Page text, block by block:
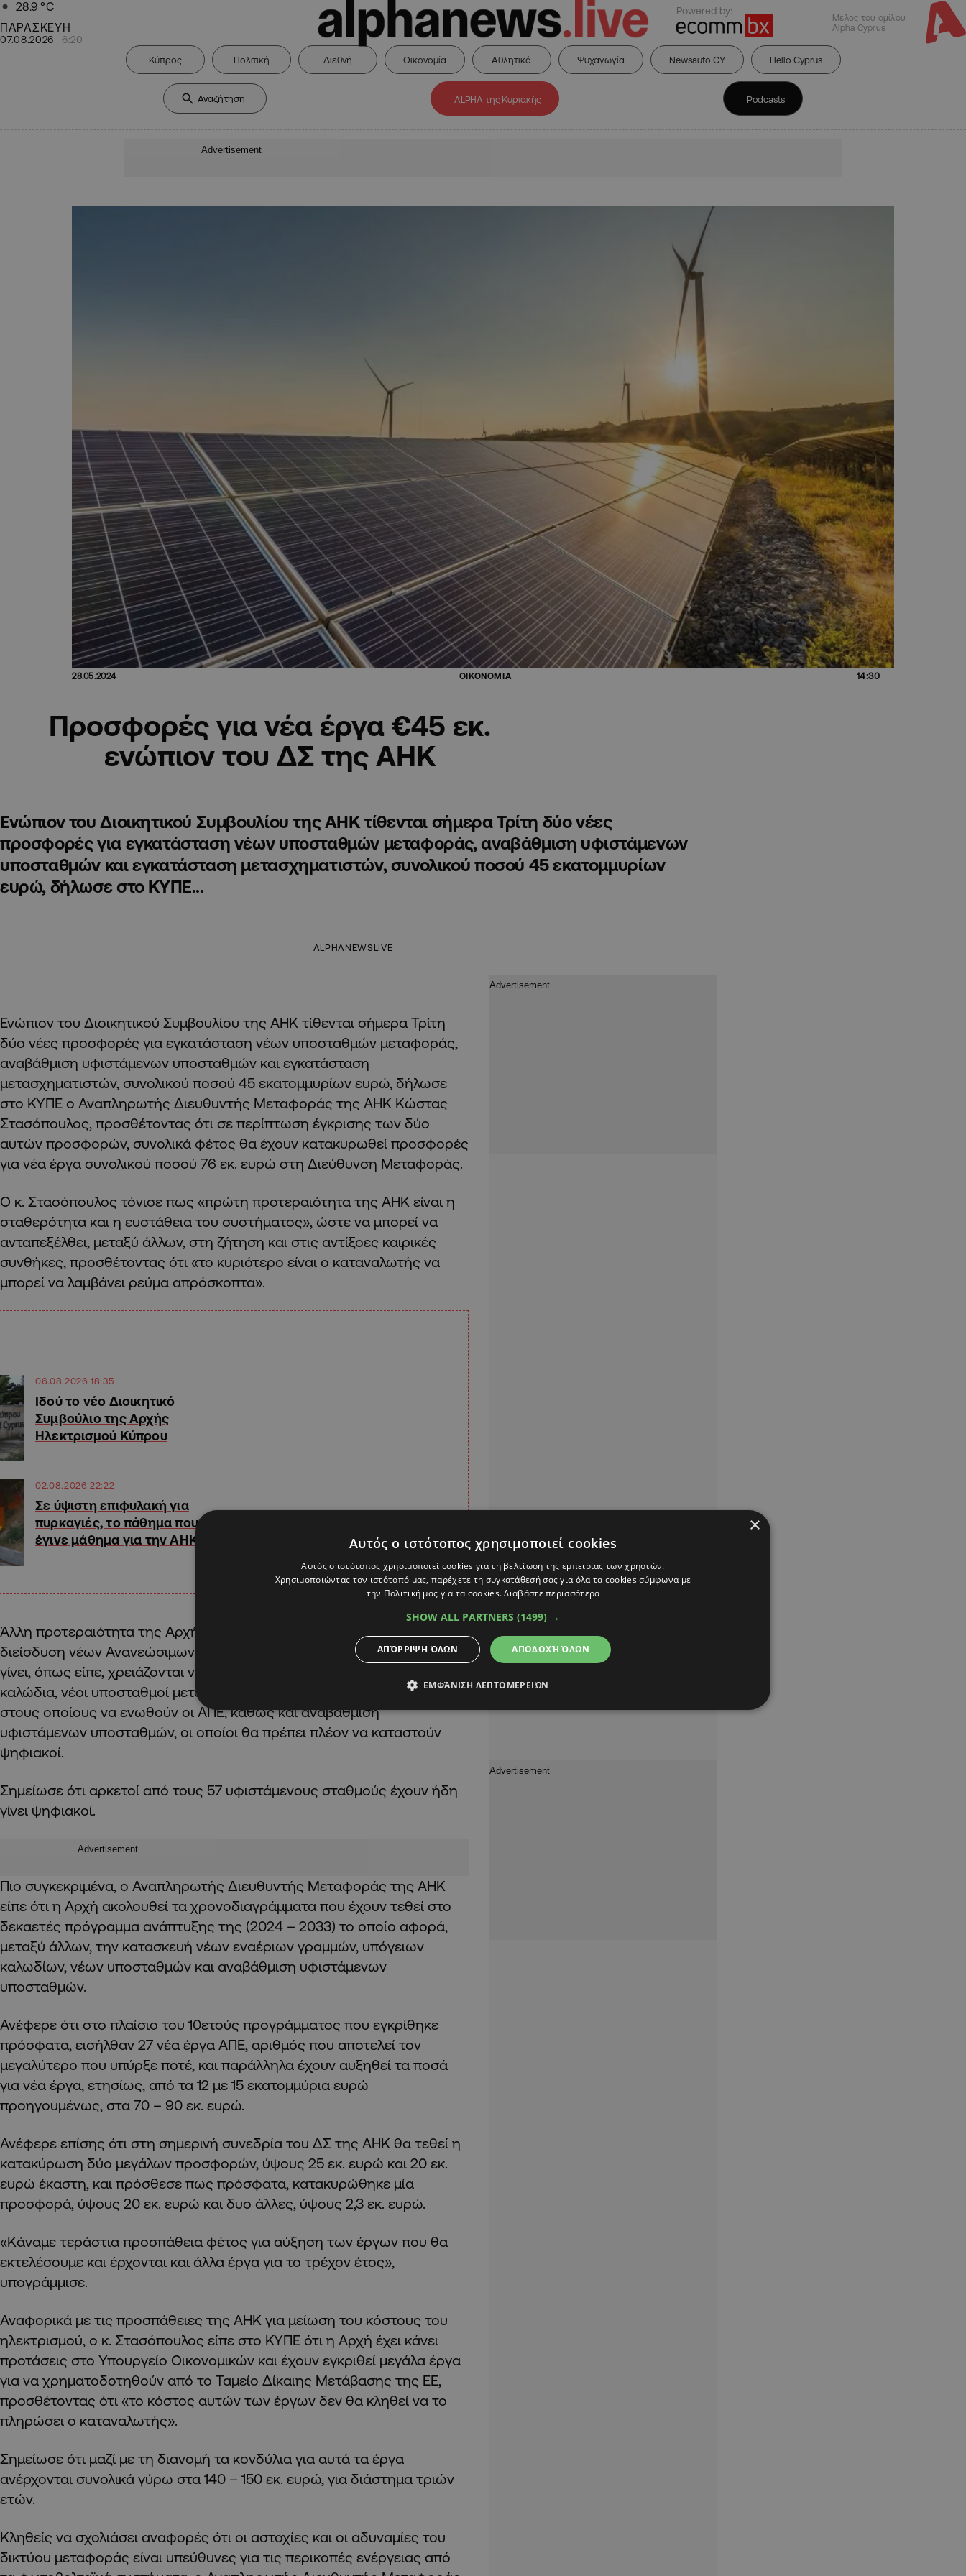
28.9 °C
ΠΑΡΑΣΚΕΥΗ
07.08.2026 6:20
Powered by:
Μέλος του ομίλου
Alpha Cyprus
Κύπρος Πολιτική Διεθνή Οικονομία Αθλητικά Ψυχαγωγία Newsauto CY Hello Cyprus
ALPHA της Κυριακής Podcasts
Advertisement
28.05.2024 ΟΙΚΟΝΟΜΙΑ 14:30
Προσφορές για νέα έργα €45 εκ.
ενώπιον του ΔΣ της ΑΗΚ
Ενώπιον του Διοικητικού Συμβουλίου της ΑΗΚ τίθενται σήμερα Τρίτη δύο νέες
προσφορές για εγκατάσταση νέων υποσταθμών μεταφοράς, αναβάθμιση υφιστάμενων
υποσταθμών και εγκατάσταση μετασχηματιστών, συνολικού ποσού 45 εκατομμυρίων
ευρώ, δήλωσε στο ΚΥΠΕ...
ALPHANEWSLIVE
Ενώπιον του Διοικητικού Συμβουλίου της ΑΗΚ τίθενται σήμερα Τρίτη
δύο νέες προσφορές για εγκατάσταση νέων υποσταθμών μεταφοράς,
αναβάθμιση υφιστάμενων υποσταθμών και εγκατάσταση
μετασχηματιστών, συνολικού ποσού 45 εκατομμυρίων ευρώ, δήλωσε
στο ΚΥΠΕ ο Αναπληρωτής Διευθυντής Μεταφοράς της ΑΗΚ Κώστας
Στασόπουλος, προσθέτοντας ότι σε περίπτωση έγκρισης των δύο
αυτών προσφορών, συνολικά φέτος θα έχουν κατακυρωθεί προσφορές
για νέα έργα συνολικού ποσού 76 εκ. ευρώ στη Διεύθυνση Μεταφοράς.
Ο κ. Στασόπουλος τόνισε πως «πρώτη προτεραιότητα της ΑΗΚ είναι η
σταθερότητα και η ευστάθεια του συστήματος», ώστε να μπορεί να
ανταπεξέλθει, μεταξύ άλλων, στη ζήτηση και στις αντίξοες καιρικές
συνθήκες, προσθέτοντας ότι «το κυριότερο είναι ο καταναλωτής να
μπορεί να λαμβάνει ρεύμα απρόσκοπτα».
06.08.2026 18:35
Ιδού το νέο Διοικητικό
Συμβούλιο της Αρχής
Ηλεκτρισμού Κύπρου
02.08.2026 22:22
Σε ύψιστη επιφυλακή για
πυρκαγιές, το πάθημα που
έγινε μάθημα για την ΑΗΚ
Άλλη προτεραιότητα της Αρχής, συνέχισε, είναι να βοηθήσει στην
διείσδυση νέων Ανανεώσιμων Πηγών Ενέργειας (ΑΠΕ), κάτι που για να
γίνει, όπως είπε, χρειάζονται νέες εναέριες γραμμές και υπόγεια
καλώδια, νέοι υποσταθμοί μεταφοράς, νέοι μεγάλοι μετασχηματιστές,
στους οποίους να ενωθούν οι ΑΠΕ, καθώς και αναβάθμιση
υφιστάμενων υποσταθμών, οι οποίοι θα πρέπει πλέον να καταστούν
ψηφιακοί.
Σημείωσε ότι αρκετοί από τους 57 υφιστάμενους σταθμούς έχουν ήδη
γίνει ψηφιακοί.
Advertisement
Πιο συγκεκριμένα, ο Αναπληρωτής Διευθυντής Μεταφοράς της ΑΗΚ
είπε ότι η Αρχή ακολουθεί τα χρονοδιαγράμματα που έχουν τεθεί στο
δεκαετές πρόγραμμα ανάπτυξης της (2024 – 2033) το οποίο αφορά,
μεταξύ άλλων, την κατασκευή νέων εναέριων γραμμών, υπόγειων
καλωδίων, νέων υποσταθμών και αναβάθμιση υφιστάμενων
υποσταθμών.
Ανέφερε ότι στο πλαίσιο του 10ετούς προγράμματος που εγκρίθηκε
πρόσφατα, εισήλθαν 27 νέα έργα ΑΠΕ, αριθμός που αποτελεί τον
μεγαλύτερο που υπύρξε ποτέ, και παράλληλα έχουν αυξηθεί τα ποσά
για νέα έργα, ετησίως, από τα 12 με 15 εκατομμύρια ευρώ
προηγουμένως, στα 70 – 90 εκ. ευρώ.
Ανέφερε επίσης ότι στη σημερινή συνεδρία του ΔΣ της ΑΗΚ θα τεθεί η
κατακύρωση δύο μεγάλων προσφορών, ύψους 25 εκ. ευρώ και 20 εκ.
ευρώ έκαστη, και πρόσθεσε πως πρόσφατα, κατακυρώθηκε μία
προσφορά, ύψους 20 εκ. ευρώ και δυο άλλες, ύψους 2,3 εκ. ευρώ.
«Κάναμε τεράστια προσπάθεια φέτος για αύξηση των έργων που θα
εκτελέσουμε και έρχονται και άλλα έργα για το τρέχον έτος»,
υπογράμμισε.
Αναφορικά με τις προσπάθειες της ΑΗΚ για μείωση του κόστους του
ηλεκτρισμού, ο κ. Στασόπουλος είπε στο ΚΥΠΕ ότι η Αρχή έχει κάνει
προτάσεις στο Υπουργείο Οικονομικών και έχουν εγκριθεί μεγάλα έργα
για να χρηματοδοτηθούν από το Ταμείο Δίκαιης Μετάβασης της ΕΕ,
προσθέτοντας ότι «το κόστος αυτών των έργων δεν θα κληθεί να το
πληρώσει ο καταναλωτής».
Σημείωσε ότι μαζί με τη διανομή τα κονδύλια για αυτά τα έργα
ανέρχονται συνολικά γύρω στα 140 – 150 εκ. ευρώ, για διάστημα τριών
ετών.
Κληθείς να σχολιάσει αναφορές ότι οι αστοχίες και οι αδυναμίες του
δικτύου μεταφοράς είναι υπεύθυνες για τις περικοπές ενέργειας από
×
Αυτός ο ιστότοπος χρησιμοποιεί cookies
Αυτός ο ιστότοπος χρησιμοποιεί cookies για τη βελτίωση της εμπειρίας των χρηστών.
Χρησιμοποιώντας τον ιστότοπό μας, παρέχετε τη συγκατάθεσή σας για όλα τα cookies σύμφωνα με
την Πολιτική μας για τα cookies.Διαβάστε περισσότερα
SHOW ALL PARTNERS (1499) →
ΑΠΟΔΟΧΉ ΌΛΩΝ
ΑΠΌΡΡΙΨΗ ΌΛΩΝ
ΕΜΦΆΝΙΣΗ ΛΕΠΤΟΜΕΡΕΙΏΝ